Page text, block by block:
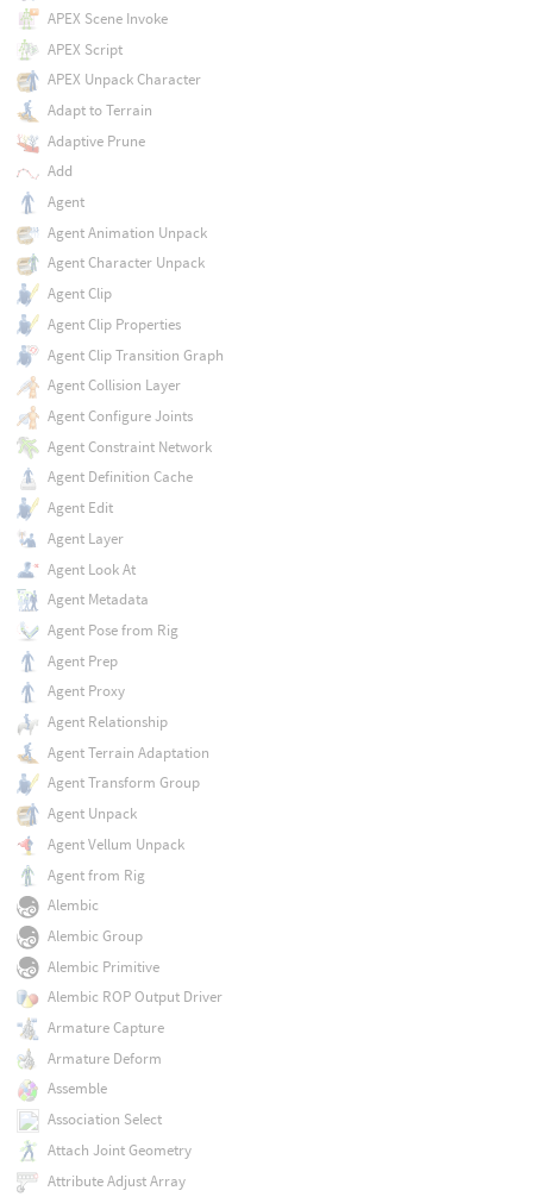
APEX Scene Invoke
APEX Script
APEX Unpack Character
Adapt to Terrain
Adaptive Prune
Add
Agent
Agent Animation Unpack
Agent Character Unpack
Agent Clip
Agent Clip Properties
Agent Clip Transition Graph
Agent Collision Layer
Agent Configure Joints
Agent Constraint Network
Agent Definition Cache
Agent Edit
Agent Layer
Agent Look At
Agent Metadata
Agent Pose from Rig
Agent Prep
Agent Proxy
Agent Relationship
Agent Terrain Adaptation
Agent Transform Group
Agent Unpack
Agent Vellum Unpack
Agent from Rig
Alembic
Alembic Group
Alembic Primitive
Alembic ROP Output Driver
Armature Capture
Armature Deform
Assemble
Association Select
Attach Joint Geometry
Attribute Adjust Array